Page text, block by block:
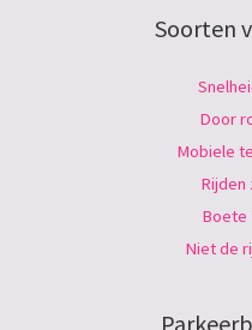
Soorten
Door
Mobiele
Boete
Niet de